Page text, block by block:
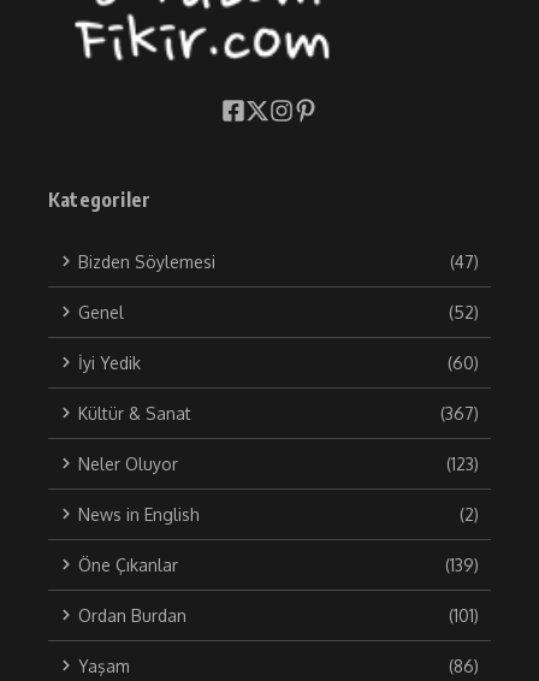
Kategoriler
Bizden Söylemesi (47)
Genel (52)
İyi Yedik (60)
Kültür & Sanat (367)
Neler Oluyor (123)
News in English (2)
Öne Çıkanlar (139)
Ordan Burdan (101)
Yaşam (86)